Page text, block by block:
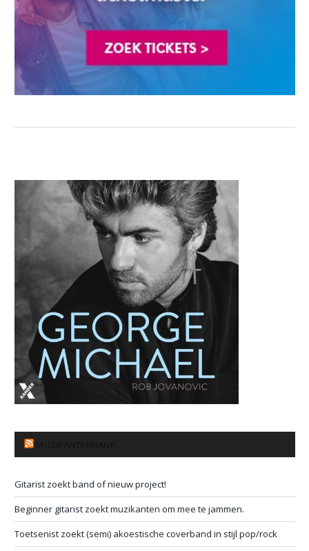
Gitarist zoekt band of nieuw project!
Beginner gitarist zoekt muzikanten om mee te jammen.
Toetsenist zoekt (semi) akoestische coverband in stijl pop/rock